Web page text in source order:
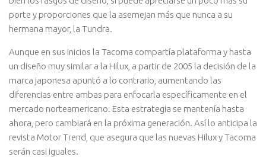
porte y proporciones que la asemejan más que nunca a su
hermana mayor, la Tundra.
Aunque en sus inicios la Tacoma compartía plataforma y hasta
un diseño muy similar a la Hilux, a partir de 2005 la decisión de la
marca japonesa apuntó a lo contrario, aumentando las
diferencias entre ambas para enfocarla específicamente en el
mercado norteamericano. Esta estrategia se mantenía hasta
ahora, pero cambiará en la próxima generación. Así lo anticipa la
revista Motor Trend, que asegura que las nuevas Hilux y Tacoma
serán casi iguales.